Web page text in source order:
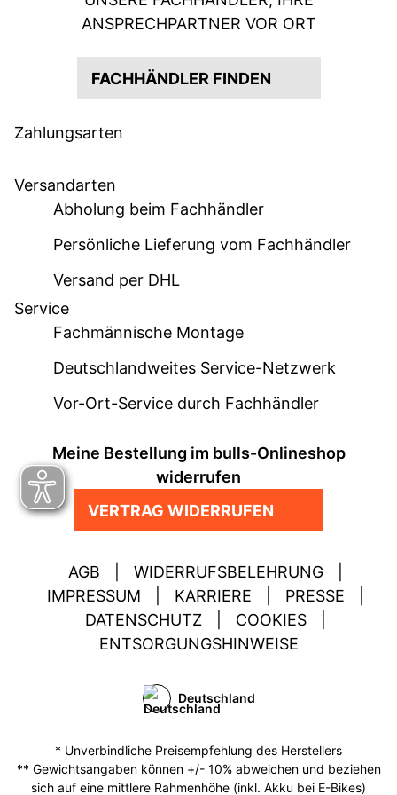
ANSPRECHPARTNER VOR ORT
FACHHÄNDLER FINDEN
Zahlungsarten
Versandarten
Abholung beim Fachhändler
Persönliche Lieferung vom Fachhändler
Versand per DHL
Service
Fachmännische Montage
Deutschlandweites Service-Netzwerk
Vor-Ort-Service durch Fachhändler
Meine Bestellung im bulls-Onlineshop
widerrufen
VERTRAG WIDERRUFEN
AGB WIDERRUFSBELEHRUNG
IMPRESSUM
KARRIERE PRESSE
DATENSCHUTZ
COOKIES
ENTSORGUNGSHINWEISE
Deutschland
* Unverbindliche Preisempfehlung des Herstellers
** Gewichtsangaben können +/- 10% abweichen und beziehen
sich auf eine mittlere Rahmenhöhe (inkl. Akku bei E-Bikes)